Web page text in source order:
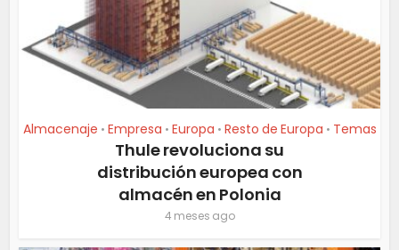
Almacenaje • Empresa • Europa • Resto de Europa • Temas
Thule revoluciona su
distribución europea con
almacén en Polonia
4 meses ago